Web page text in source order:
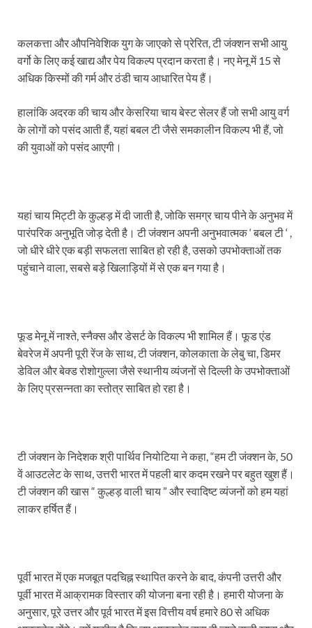
कलकत्ता और औपनिवेशिक युग के जाएको से प्रेरित, टी जंक्शन सभी आयु
वर्गो के लिए कई खाद्य और पेय विकल्प प्रदान करता है। नए मेनू में 15 से
अधिक किस्मों की गर्म और ठंडी चाय आधारित पेय हैं।
हालांकि अदरक की चाय और केसरिया चाय बेस्ट सेलर हैं जो सभी आयु वर्ग
के लोगों को पसंद आती हैं, यहां बबल टी जैसे समकालीन विकल्प भी हैं, जो
की युवाओं को पसंद आएगी।
यहां चाय मिट्टी के कुल्हड़ में दी जाती है, जोकि समग्र चाय पीने के अनुभव में
पारंपरिक अनुभूति जोड़ देती है। टी जंक्शन अपनी अनुभवात्मक ‘ बबल टी ‘ ,
जो धीरे धीरे एक बड़ी सफलता साबित हो रही है, उसको उपभोक्ताओं तक
पहुंचाने वाला, सबसे बड़े खिलाड़ियों में से एक बन गया है।
फूड मेनू में नाश्ते, स्नैक्स और डेसर्ट के विकल्प भी शामिल हैं। फूड एंड
बेवरेज में अपनी पूरी रेंज के साथ, टी जंक्शन, कोलकाता के लेबु चा, डिमर
डेविल और बेक्ड रोशोगुल्ला जैसे स्थानीय व्यंजनों से दिल्ली के उपभोक्ताओं
के लिए प्रसन्नता का स्तोत्र साबित हो रहा है।
टी जंक्शन के निदेशक श्री पार्थिव नियोटिया ने कहा, “हम टी जंक्शन के, 50
वें आउटलेट के साथ, उत्तरी भारत में पहली बार कदम रखने पर बहुत खुश हैं।
टी जंक्शन की खास “ कुल्हड़ वाली चाय ” और स्वादिष्ट व्यंजनों को हम यहां
लाकर हर्षित हैं।
पूर्वी भारत में एक मजबूत पदचिह्न स्थापित करने के बाद, कंपनी उत्तरी और
पूर्वी भारत में आक्रामक विस्तार की योजना बना रही है। हमारी योजना के
अनुसार, पूरे उत्तर और पूर्व भारत में इस वित्तीय वर्ष हमारे 80 से अधिक